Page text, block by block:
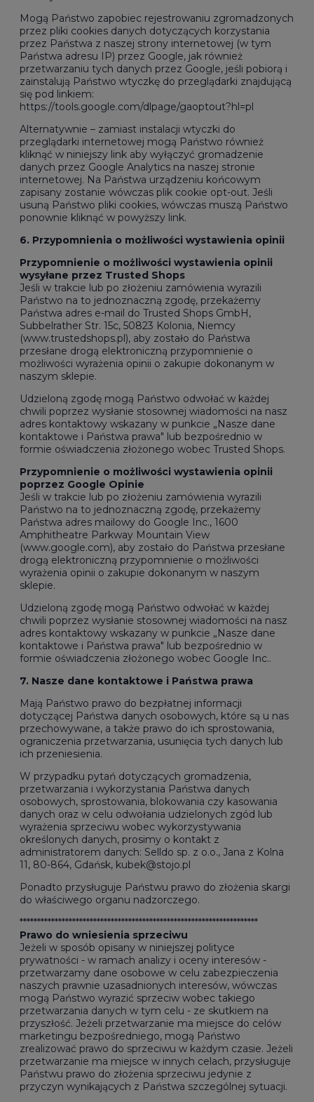
Mogą Państwo zapobiec rejestrowaniu zgromadzonych
przez pliki cookies danych dotyczących korzystania
przez Państwa z naszej strony internetowej (w tym
Państwa adresu IP) przez Google, jak również
przetwarzaniu tych danych przez Google, jeśli pobiorą i
zainstalują Państwo wtyczkę do przeglądarki znajdującą
się pod linkiem:
https://tools.google.com/dlpage/gaoptout?hl=pl
Alternatywnie – zamiast instalacji wtyczki do
przeglądarki internetowej mogą Państwo również
kliknąć w niniejszy link aby wyłączyć gromadzenie
danych przez Google Analytics na naszej stronie
internetowej. Na Państwa urządzeniu końcowym
zapisany zostanie wówczas plik cookie opt-out. Jeśli
usuną Państwo pliki cookies, wówczas muszą Państwo
ponownie kliknąć w powyższy link.
6. Przypomnienia o możliwości wystawienia opinii
Przypomnienie o możliwości wystawienia opinii
wysyłane przez Trusted Shops
Jeśli w trakcie lub po złożeniu zamówienia wyrazili
Państwo na to jednoznaczną zgodę, przekażemy
Państwa adres e-mail do Trusted Shops GmbH,
Subbelrather Str. 15c, 50823 Kolonia, Niemcy
(www.trustedshops.pl), aby zostało do Państwa
przesłane drogą elektroniczną przypomnienie o
możliwości wyrażenia opinii o zakupie dokonanym w
naszym sklepie.
Udzieloną zgodę mogą Państwo odwołać w każdej
chwili poprzez wysłanie stosownej wiadomości na nasz
adres kontaktowy wskazany w punkcie „Nasze dane
kontaktowe i Państwa prawa" lub bezpośrednio w
formie oświadczenia złożonego wobec Trusted Shops.
Przypomnienie o możliwości wystawienia opinii
poprzez Google Opinie
Jeśli w trakcie lub po złożeniu zamówienia wyrazili
Państwo na to jednoznaczną zgodę, przekażemy
Państwa adres mailowy do Google Inc., 1600
Amphitheatre Parkway Mountain View
(www.google.com), aby zostało do Państwa przesłane
drogą elektroniczną przypomnienie o możliwości
wyrażenia opinii o zakupie dokonanym w naszym
sklepie.
Udzieloną zgodę mogą Państwo odwołać w każdej
chwili poprzez wysłanie stosownej wiadomości na nasz
adres kontaktowy wskazany w punkcie „Nasze dane
kontaktowe i Państwa prawa" lub bezpośrednio w
formie oświadczenia złożonego wobec Google Inc..
7. Nasze dane kontaktowe i Państwa prawa
Mają Państwo prawo do bezpłatnej informacji
dotyczącej Państwa danych osobowych, które są u nas
przechowywane, a także prawo do ich sprostowania,
ograniczenia przetwarzania, usunięcia tych danych lub
ich przeniesienia.
W przypadku pytań dotyczących gromadzenia,
przetwarzania i wykorzystania Państwa danych
osobowych, sprostowania, blokowania czy kasowania
danych oraz w celu odwołania udzielonych zgód lub
wyrażenia sprzeciwu wobec wykorzystywania
określonych danych, prosimy o kontakt z
administratorem danych: Selldo sp. z o.o., Jana z Kolna
11, 80-864, Gdańsk, kubek@stojo.pl
Ponadto przysługuje Państwu prawo do złożenia skargi
do właściwego organu nadzorczego.
********************************************************************
Prawo do wniesienia sprzeciwu
Jeżeli w sposób opisany w niniejszej polityce
prywatności - w ramach analizy i oceny interesów -
przetwarzamy dane osobowe w celu zabezpieczenia
naszych prawnie uzasadnionych interesów, wówczas
mogą Państwo wyrazić sprzeciw wobec takiego
przetwarzania danych w tym celu - ze skutkiem na
przyszłość. Jeżeli przetwarzanie ma miejsce do celów
marketingu bezpośredniego, mogą Państwo
zrealizować prawo do sprzeciwu w każdym czasie. Jeżeli
przetwarzanie ma miejsce w innych celach, przysługuje
Państwu prawo do złożenia sprzeciwu jedynie z
przyczyn wynikających z Państwa szczególnej sytuacji.